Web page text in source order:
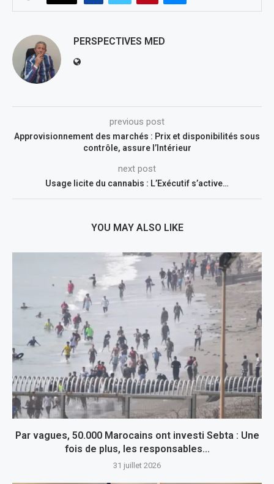
PERSPECTIVES MED
previous post
Approvisionnement des marchés : Prix et disponibilités sous
contrôle, assure l’Intérieur
next post
Usage licite du cannabis : L’Exécutif s’active…
YOU MAY ALSO LIKE
Par vagues, 50.000 Marocains ont investi Sebta : Une
fois de plus, les responsables...
31 juillet 2026